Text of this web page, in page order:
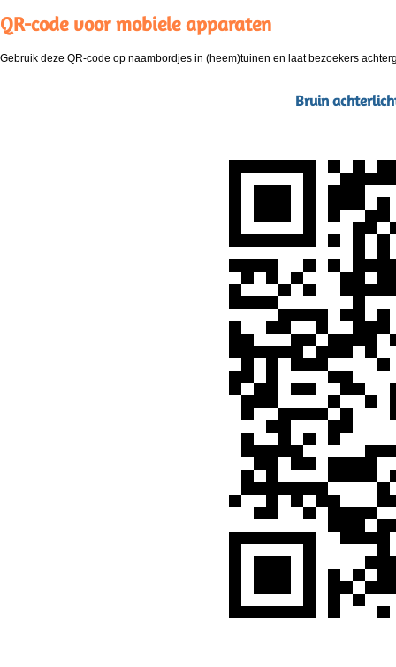
QR-code voor mobiele apparaten
Gebruik deze QR-code op naambordjes in (heem)tuinen en laat bezoekers
Bruin